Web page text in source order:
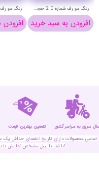
رنگ مو رف شماره 2.0 حجم 100 میلی لیتر (طبیعی فوق تیره)-REF Permanent Hair Color
افزودن به سبد خرید
تمامی محصولات دارای تاریخ انقضای حداقل یک
باشد، با لیبل مشخص نمایش داده می شود و شامل تخفیف ویژه می گردد!
تضمین بهترین قیمت سریع به سراسر کشور